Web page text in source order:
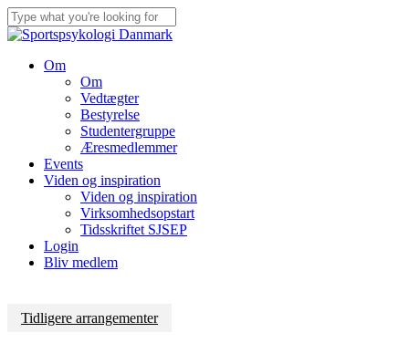
Skip
to
main
content
Close
Menu
Om
Om
Vedtægter
Bestyrelse
Studentergruppe
Æresmedlemmer
Events
Viden og inspiration
Viden og inspiration
Virksomhedsopstart
Tidsskriftet SJSEP
Login
Bliv medlem
Tidligere arrangementer